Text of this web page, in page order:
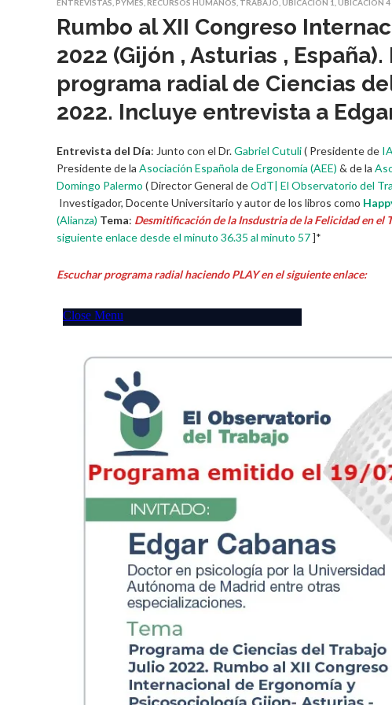
ENTREVISTAS PYMES RECURSOS HUMANOS TRABAJO UBICACIÓN 1 UBICACIÓN 4
Rumbo al XII Congreso
2022 (Gijón , Asturias ,
programa radial de Ciencias
2022. Incluye entrevista a
Entrevista del Día: Junto con el Dr.Gabriel Cutuli( Presidente de
Presidente de la Asociación Española de Ergonomía (AEE) & de la
Domingo Palermo ( Director General deOdT| El Observatorio del
Investigador, Docente Universitario y autor de los libros como
(Alianza) Tema: Desmitificación de la Insdustria de la Felicidad en el
siguiente enlace desde el minuto 36.35 al minuto 57]*
Escuchar programa radial haciendo PLAY en el siguiente enlace: